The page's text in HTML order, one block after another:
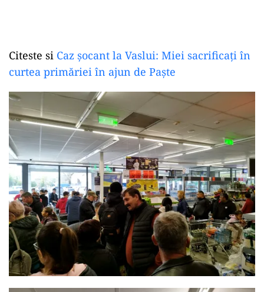
Citeste si Caz șocant la Vaslui: Miei sacrificați în
curtea primăriei în ajun de Paște